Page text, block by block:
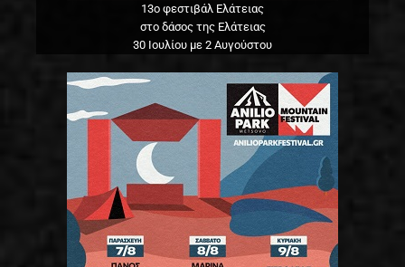
13o φεστιβάλ Ελάτειας
στο δάσος της Ελάτειας
30 Ιουλίου με 2 Αυγούστου